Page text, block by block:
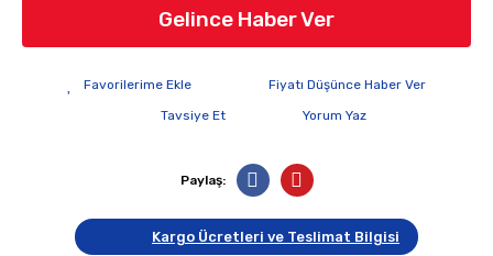
Gelince Haber Ver
Fiyatı Düşünce Haber Ver
Tavsiye Et
Yorum Yaz
Paylaş:
Kargo Ücretleri ve Teslimat Bilgisi